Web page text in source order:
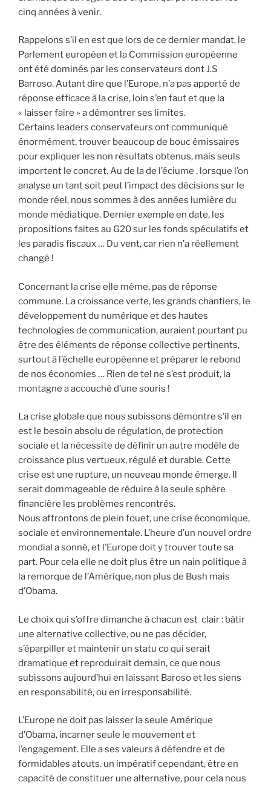
cinq années à venir.
Rappelons s’il en est que lors de ce dernier mandat, le
Parlement européen et la Commission européenne
ont été dominés par les conservateurs dont J.S
Barroso. Autant dire que l’Europe, n’a pas apporté de
réponse efficace à la crise, loin s’en faut et que la
« laisser faire » a démontrer ses limites.
Certains leaders conservateurs ont communiqué
énormément, trouver beaucoup de bouc émissaires
pour expliquer les non résultats obtenus, mais seuls
importent le concret. Au de la de l’éciume , lorsque l’on
analyse un tant soit peut l’impact des décisions sur le
monde réel, nous sommes à des années lumière du
monde médiatique. Dernier exemple en date, les
propositions faites au G20 sur les fonds spéculatifs et
les paradis fiscaux … Du vent, car rien n’a réellement
changé !
Concernant la crise elle même, pas de réponse
commune. La croissance verte, les grands chantiers, le
développement du numérique et des hautes
technologies de communication, auraient pourtant pu
être des éléments de réponse collective pertinents,
surtout à l’échelle européenne et préparer le rebond
de nos économies … Rien de tel ne s’est produit, la
montagne a accouché d’une souris !
La crise globale que nous subissons démontre s’il en
est le besoin absolu de régulation, de protection
sociale et la nécessite de définir un autre modèle de
croissance plus vertueux, régulé et durable. Cette
crise est une rupture, un nouveau monde émerge. Il
serait dommageable de réduire à la seule sphère
financière les problèmes rencontrés.
Nous affrontons de plein fouet, une crise économique,
sociale et environnementale. L’heure d’un nouvel ordre
mondial a sonné, et l’Europe doit y trouver toute sa
part. Pour cela elle ne doit plus être un nain politique à
la remorque de l’Amérique, non plus de Bush mais
d’Obama.
Le choix qui s’offre dimanche à chacun est clair : bâtir
une alternative collective, ou ne pas décider,
s’éparpiller et maintenir un statu co qui serait
dramatique et reproduirait demain, ce que nous
subissons aujourd’hui en laissant Baroso et les siens
en responsabilité, ou en irresponsabilité.
L’Europe ne doit pas laisser la seule Amérique
d’Obama, incarner seule le mouvement et
l’engagement. Elle a ses valeurs à défendre et de
formidables atouts. un impératif cependant, être en
capacité de constituer une alternative, pour cela nous